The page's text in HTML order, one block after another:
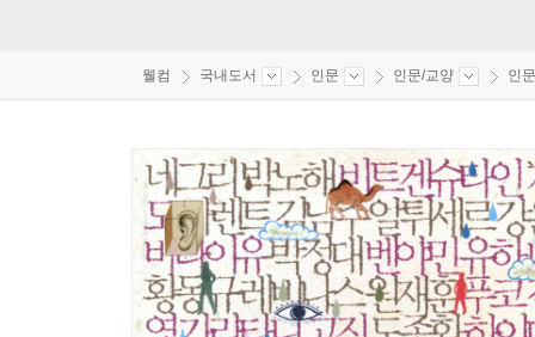
웰컴 국내도서 인문 인문/교양 인